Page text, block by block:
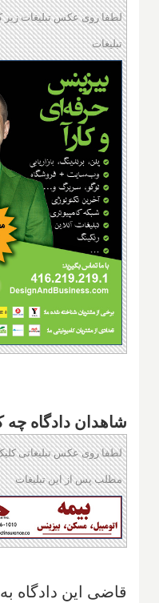
لطفا روی عکس تبلیغات زیر
تبلیغات
شاهدان دادگاه چه
لطفا روی عکس تبلیغاتی
مطلب پس از این تبلیغات
قاضی این دادگاه